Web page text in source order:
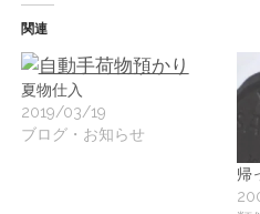
関連
夏物仕入
2019/03/19
ブログ・お知らせ
帰